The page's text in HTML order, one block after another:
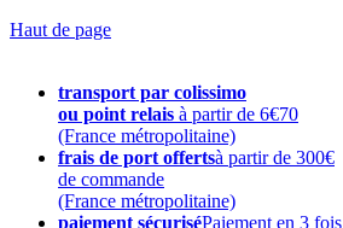
Haut de page
transport par colissimo
ou point relais à partir de 6€70
(France métropolitaine)
frais de port offertsà partir de 300€
de commande
(France métropolitaine)
paiement sécuriséPaiement en 3 fois